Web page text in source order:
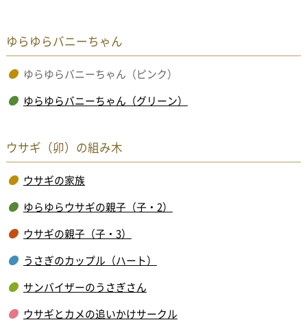
ゆらゆらバニーちゃん
ゆらゆらバニーちゃん（ピンク）
ゆらゆらバニーちゃん（グリーン）
ウサギ（卯）の組み木
ウサギの家族
ゆらゆらウサギの親子（子・2）
ウサギの親子（子・3）
うさぎのカップル（ハート）
サンバイザーのうさぎさん
ウサギとカメの追いかけサークル